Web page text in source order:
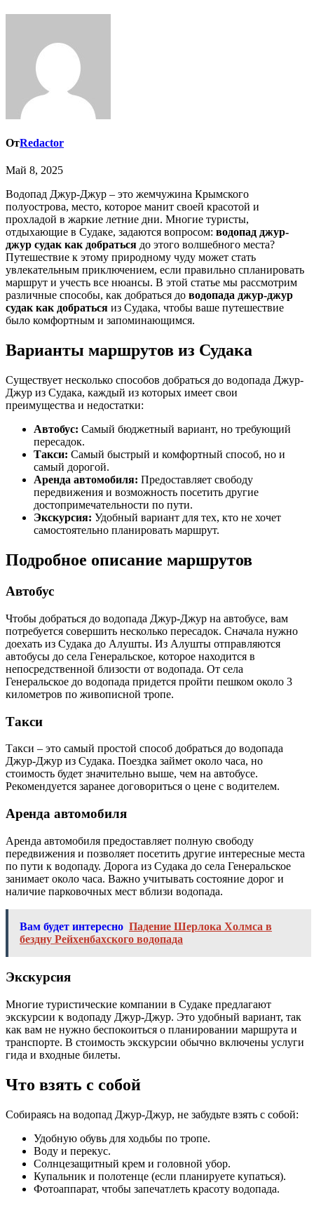
ОтRedactor
Май 8, 2025
Водопад Джур-Джур – это жемчужина Крымского
полуострова, место, которое манит своей красотой и
прохладой в жаркие летние дни. Многие туристы,
отдыхающие в Судаке, задаются вопросом: водопад джур-
джур судак как добраться до этого волшебного места?
Путешествие к этому природному чуду может стать
увлекательным приключением, если правильно спланировать
маршрут и учесть все нюансы. В этой статье мы рассмотрим
различные способы, как добраться до водопада джур-джур
судак как добраться из Судака, чтобы ваше путешествие
было комфортным и запоминающимся.
Варианты маршрутов из Судака
Существует несколько способов добраться до водопада Джур-
Джур из Судака, каждый из которых имеет свои
преимущества и недостатки:
Автобус: Самый бюджетный вариант, но требующий
пересадок.
Такси: Самый быстрый и комфортный способ, но и
самый дорогой.
Аренда автомобиля: Предоставляет свободу
передвижения и возможность посетить другие
достопримечательности по пути.
Экскурсия: Удобный вариант для тех, кто не хочет
самостоятельно планировать маршрут.
Подробное описание маршрутов
Автобус
Чтобы добраться до водопада Джур-Джур на автобусе, вам
потребуется совершить несколько пересадок. Сначала нужно
доехать из Судака до Алушты. Из Алушты отправляются
автобусы до села Генеральское, которое находится в
непосредственной близости от водопада. От села
Генеральское до водопада придется пройти пешком около 3
километров по живописной тропе.
Такси
Такси – это самый простой способ добраться до водопада
Джур-Джур из Судака. Поездка займет около часа, но
стоимость будет значительно выше, чем на автобусе.
Рекомендуется заранее договориться о цене с водителем.
Аренда автомобиля
Аренда автомобиля предоставляет полную свободу
передвижения и позволяет посетить другие интересные места
по пути к водопаду. Дорога из Судака до села Генеральское
занимает около часа. Важно учитывать состояние дорог и
наличие парковочных мест вблизи водопада.
Вам будет интересно Падение Шерлока Холмса в
бездну Рейхенбахского водопада
Экскурсия
Многие туристические компании в Судаке предлагают
экскурсии к водопаду Джур-Джур. Это удобный вариант, так
как вам не нужно беспокоиться о планировании маршрута и
транспорте. В стоимость экскурсии обычно включены услуги
гида и входные билеты.
Что взять с собой
Собираясь на водопад Джур-Джур, не забудьте взять с собой:
Удобную обувь для ходьбы по тропе.
Воду и перекус.
Солнцезащитный крем и головной убор.
Купальник и полотенце (если планируете купаться).
Фотоаппарат, чтобы запечатлеть красоту водопада.